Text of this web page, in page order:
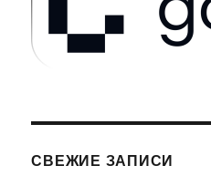
СВЕЖИЕ ЗАПИСИ